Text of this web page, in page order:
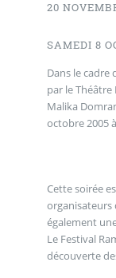
20
SAMEDI 8
Dans le cadre
par le
Malika
octobre 2005
Cette soirée
organisateurs
également
Le Festival
découverte